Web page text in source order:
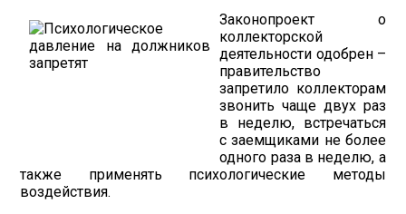
Законопроект о
коллекторской
деятельности одобрен –
правительство
запретило коллекторам
звонить чаще двух раз
в неделю, встречаться
с заемщиками не более
одного раза в неделю, а
также применять психологические методы
воздействия.